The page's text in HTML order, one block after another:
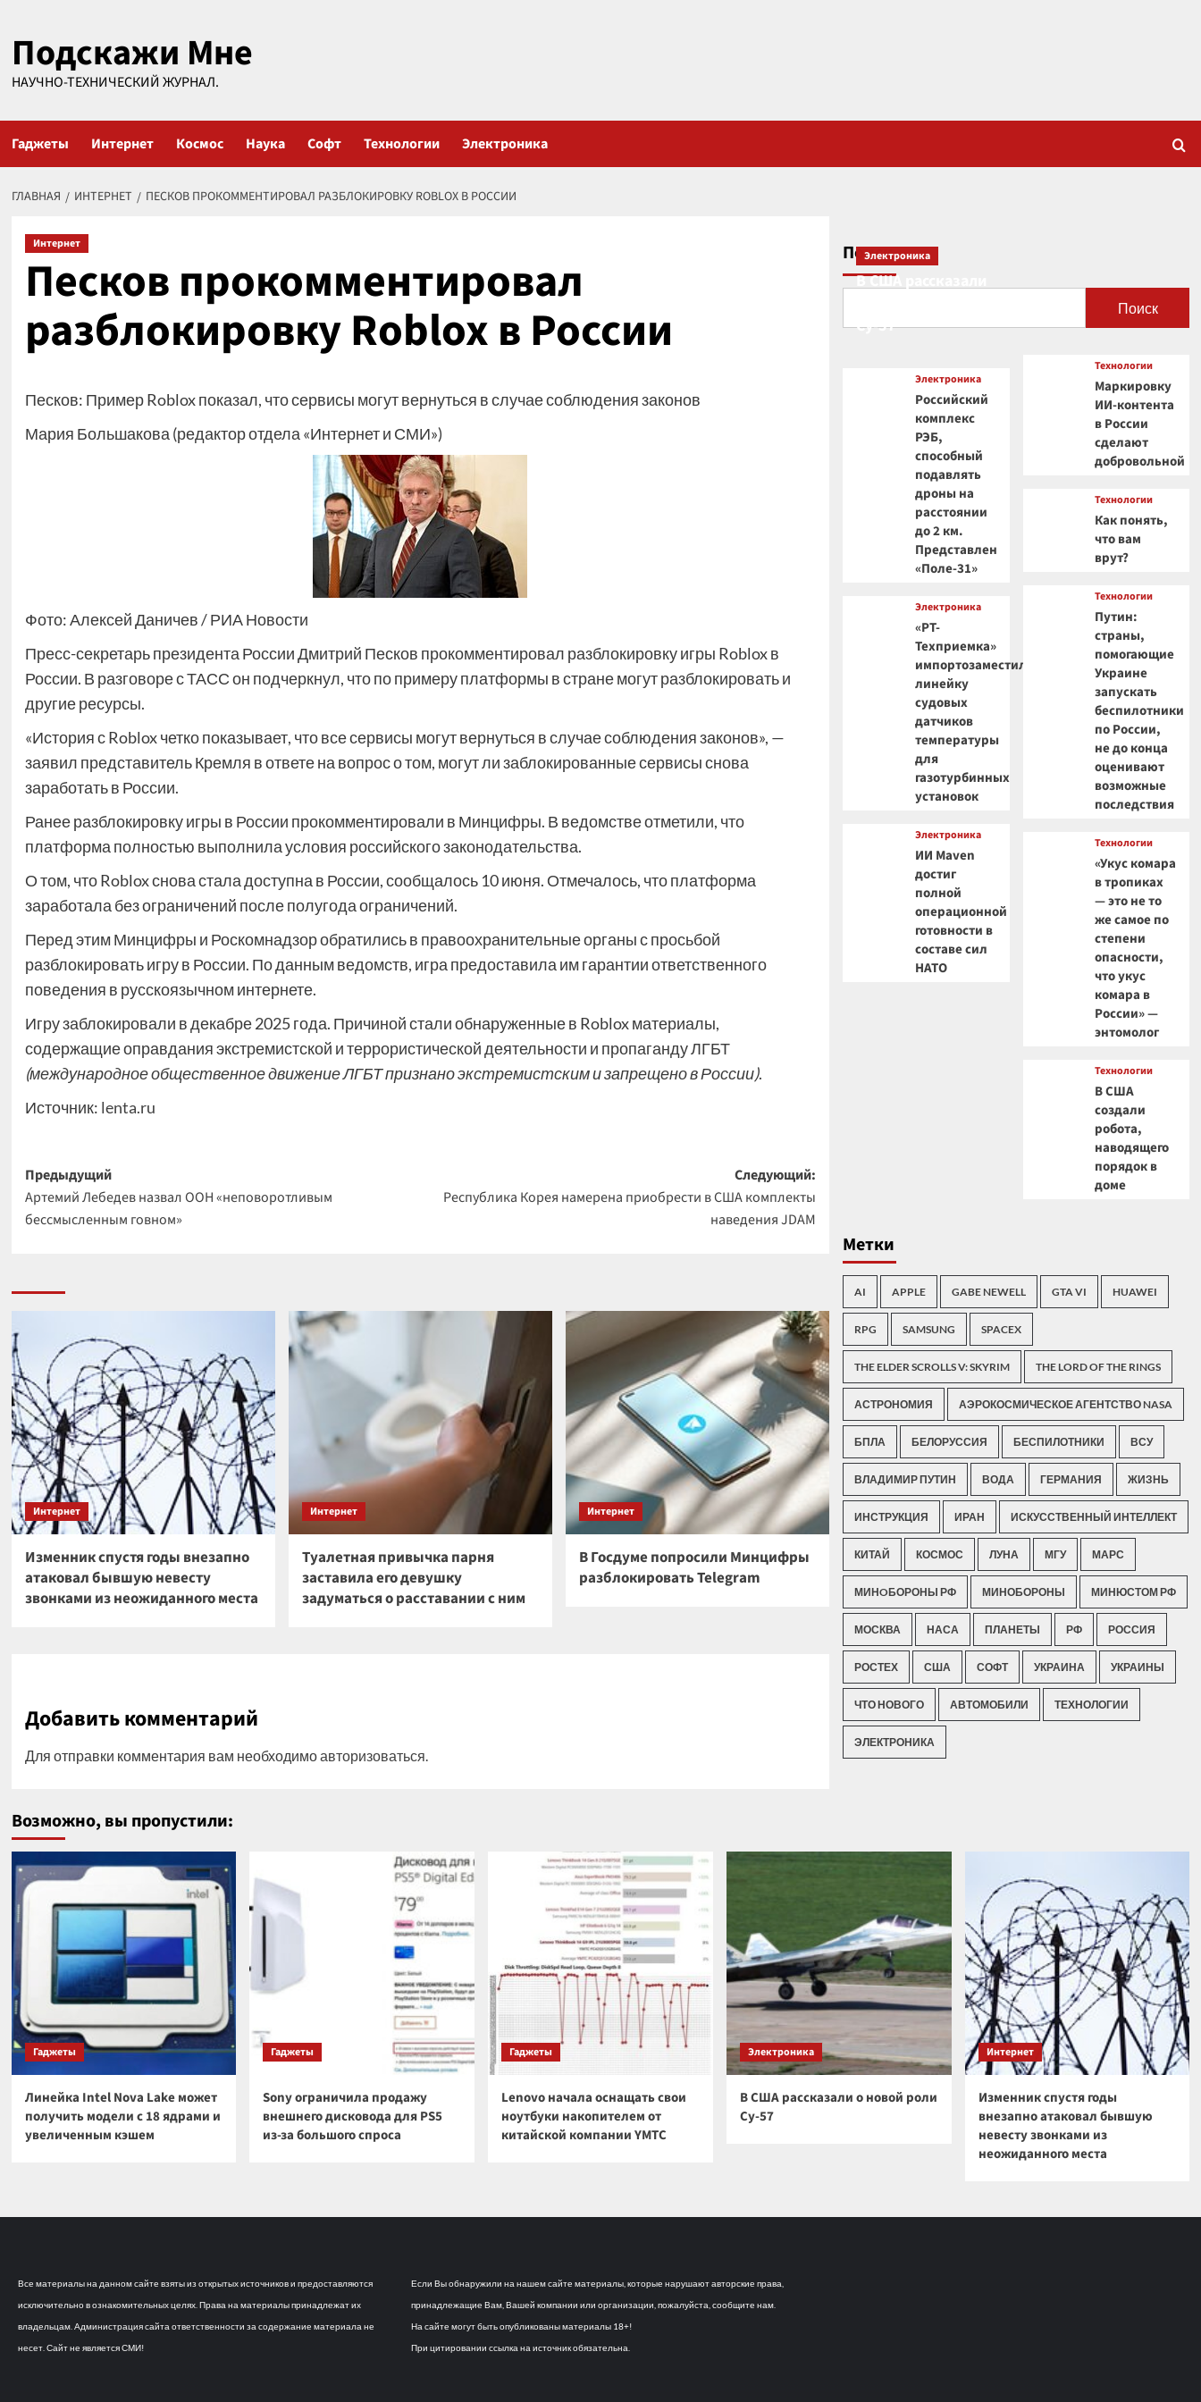
содержимому
Подскажи Мне
НАУЧНО-ТЕХНИЧЕСКИЙ ЖУРНАЛ.
Гаджеты Интернет Космос Наука Софт Технологии Электроника
ГЛАВНАЯ ИНТЕРНЕТ ПЕСКОВ ПРОКОММЕНТИРОВАЛ РАЗБЛОКИРОВКУ ROBLOX В РОССИИ
Интернет
Песков прокомментировал
разблокировку Roblox в России
Песков: Пример Roblox показал, что сервисы могут вернуться в случае соблюдения законов
Мария Большакова (редактор отдела «Интернет и СМИ»)
Фото: Алексей Даничев / РИА Новости
Пресс-секретарь президента России Дмитрий Песков прокомментировал разблокировку игры Roblox в
России. В разговоре с ТАСС он подчеркнул, что по примеру платформы в стране могут разблокировать и
другие ресурсы.
«История с Roblox четко показывает, что все сервисы могут вернуться в случае соблюдения законов», —
заявил представитель Кремля в ответе на вопрос о том, могут ли заблокированные сервисы снова
заработать в России.
Ранее разблокировку игры в России прокомментировали в Минцифры. В ведомстве отметили, что
платформа полностью выполнила условия российского законодательства.
О том, что Roblox снова стала доступна в России, сообщалось 10 июня. Отмечалось, что платформа
заработала без ограничений после полугода ограничений.
Перед этим Минцифры и Роскомнадзор обратились в правоохранительные органы с просьбой
разблокировать игру в России. По данным ведомств, игра предоставила им гарантии ответственного
поведения в русскоязычном интернете.
Игру заблокировали в декабре 2025 года. Причиной стали обнаруженные в Roblox материалы,
содержащие оправдания экстремистской и террористической деятельности и пропаганду ЛГБТ
(международное общественное движение ЛГБТ признано экстремистским и запрещено в России).
Источник: lenta.ru
Навигация
записи
Предыдущий
Артемий Лебедев назвал ООН «неповоротливым
бессмысленным говном»
Следующий:
Республика Корея намерена приобрести в США комплекты
наведения JDAM
Интернет
Изменник спустя годы внезапно
атаковал бывшую невесту
звонками из неожиданного места
Интернет
Туалетная привычка парня
заставила его девушку
задуматься о расставании с ним
Интернет
В Госдуме попросили Минцифры
разблокировать Telegram
Добавить комментарий
Для отправки комментария вам необходимоавторизоваться.
Поиск
Поиск
Электроника
В США рассказали
Су-57
Электроника
Российский
комплекс
РЭБ,
способный
подавлять
дроны на
расстоянии
до 2 км.
Представлен
«Поле-31»
Электроника
«РТ-
Техприемка»
импортозаместила
линейку
судовых
датчиков
температуры
для
газотурбинных
установок
Электроника
ИИ Maven
достиг
полной
операционной
готовности в
составе сил
НАТО
Технологии
Маркировку
ИИ-контента
в России
сделают
добровольной
Технологии
Как понять,
что вам
врут?
Технологии
Путин:
страны,
помогающие
Украине
запускать
беспилотники
по России,
не до конца
оценивают
возможные
последствия
Технологии
«Укус комара
в тропиках
— это не то
же самое по
степени
опасности,
что укус
комара в
России» —
энтомолог
Технологии
В США
создали
робота,
наводящего
порядок в
доме
Метки
AI APPLE GABE NEWELL GTA VI HUAWEI
RPG SAMSUNG SPACEX
THE ELDER SCROLLS V: SKYRIM THE LORD OF THE RINGS
АСТРОНОМИЯ АЭРОКОСМИЧЕСКОЕ АГЕНТСТВО NASA
БПЛА БЕЛОРУССИЯ БЕСПИЛОТНИКИ ВСУ
ВЛАДИМИР ПУТИН ВОДА ГЕРМАНИЯ ЖИЗНЬ
ИНСТРУКЦИЯ ИРАН ИСКУССТВЕННЫЙ ИНТЕЛЛЕКТ
КИТАЙ КОСМОС ЛУНА МГУ МАРС
МИНOБОРОНЫ РФ МИНОБОРОНЫ МИНЮСТОМ РФ
МОСКВА НАСА ПЛАНЕТЫ РФ РОССИЯ
РОСТЕХ США СОФТ УКРАИНА УКРАИНЫ
ЧТО НОВОГО АВТОМОБИЛИ ТЕХНОЛОГИИ
ЭЛЕКТРОНИКА
Возможно, вы пропустили:
Гаджеты
Линейка Intel Nova Lake может
получить модели с 18 ядрами и
увеличенным кэшем
Гаджеты
Sony ограничила продажу
внешнего дисковода для PS5
из-за большого спроса
Гаджеты
Lenovo начала оснащать свои
ноутбуки накопителем от
китайской компании YMTC
Электроника
В США рассказали о новой роли
Су-57
Интернет
Изменник спустя годы
внезапно атаковал бывшую
невесту звонками из
неожиданного места
Все материалы на данном сайте взяты из открытых источников и предоставляются
исключительно в ознакомительных целях. Права на материалы принадлежат их
владельцам. Администрация сайта ответственности за содержание материала не
несет. Сайт не является СМИ!
Если Вы обнаружили на нашем сайте материалы, которые нарушают авторские права,
принадлежащие Вам, Вашей компании или организации, пожалуйста, сообщите нам.
На сайте могут быть опубликованы материалы 18+!
При цитировании ссылка на источник обязательна.